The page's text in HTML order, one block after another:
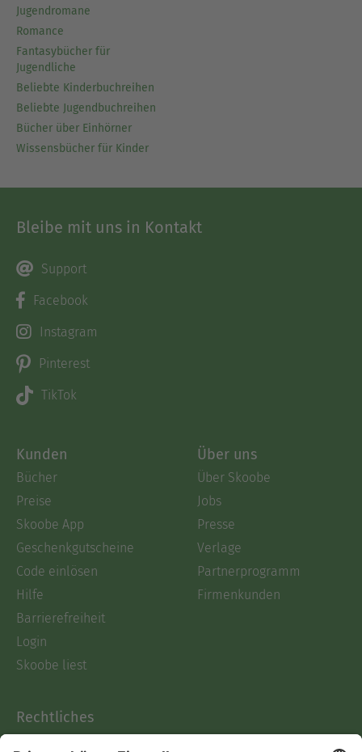
Jugendromane
Romance
Fantasybücher für
Jugendliche
Beliebte Kinderbuchreihen
Beliebte Jugendbuchreihen
Bücher über Einhörner
Wissensbücher für Kinder
Bleibe mit uns in Kontakt
Support
Facebook
Instagram
Pinterest
TikTok
Kunden
Bücher
Preise
Skoobe App
Geschenkgutscheine
Code einlösen
Hilfe
Barrierefreiheit
Login
Skoobe liest
Über uns
Über Skoobe
Jobs
Presse
Verlage
Partnerprogramm
Firmenkunden
Rechtliches